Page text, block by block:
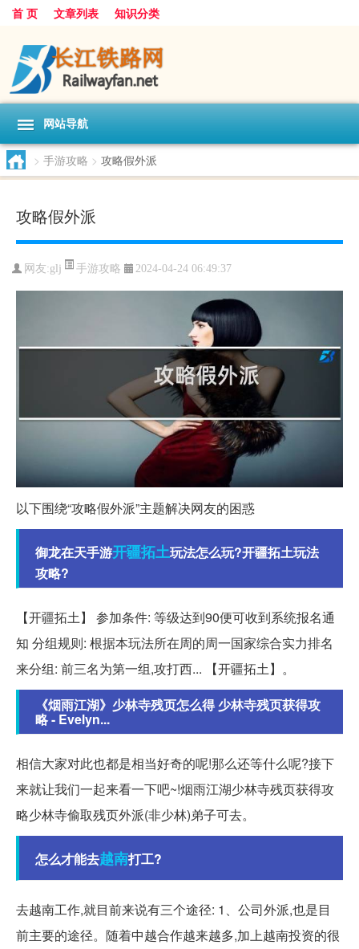
首 页 文章列表 知识分类
网站导航
> 手游攻略 > 攻略假外派
攻略假外派
网友:glj 手游攻略 2024-04-24 06:49:37
以下围绕“攻略假外派”主题解决网友的困惑
御龙在天手游开疆拓土玩法怎么玩?开疆拓土玩法
攻略?
【开疆拓土】 参加条件: 等级达到90便可收到系统报名通
知 分组规则: 根据本玩法所在周的周一国家综合实力排名
来分组: 前三名为第一组,攻打西... 【开疆拓土】。
《烟雨江湖》少林寺残页怎么得 少林寺残页获得攻
略 - Evelyn...
相信大家对此也都是相当好奇的呢!那么还等什么呢?接下
来就让我们一起来看一下吧~!烟雨江湖少林寺残页获得攻
略少林寺偷取残页外派(非少林)弟子可去。
怎么才能去越南打工?
去越南工作,就目前来说有三个途径: 1、公司外派,也是目
前主要的途径。随着中越合作越来越多,加上越南投资的很